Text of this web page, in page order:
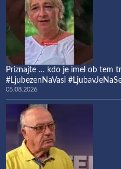
Priznajte … kdo je imel ob tem
#LjubezenNaVasi
05.08.2026